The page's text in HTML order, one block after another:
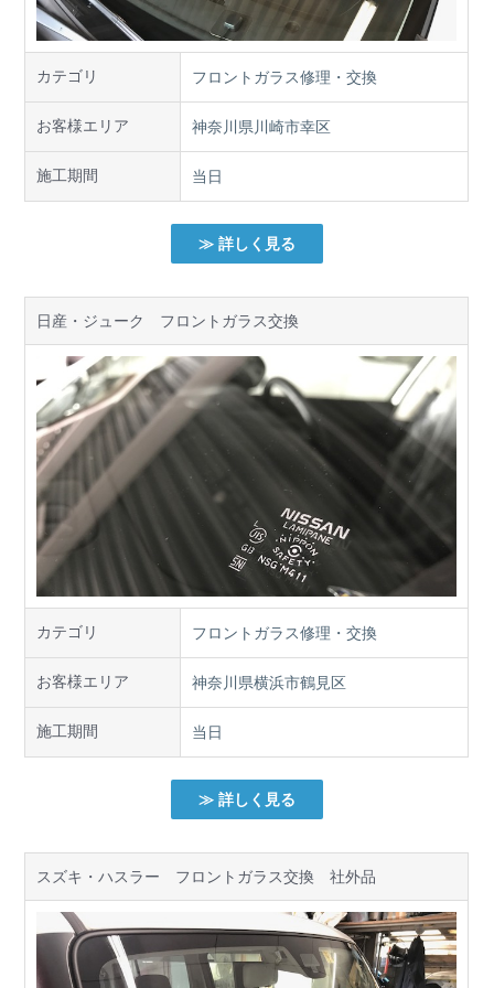
カテゴリ フロントガラス修理・交換
お客様エリア 神奈川県川崎市幸区
施工期間 当日
≫ 詳しく見る
日産・ジューク フロントガラス交換
カテゴリ フロントガラス修理・交換
お客様エリア 神奈川県横浜市鶴見区
施工期間 当日
≫ 詳しく見る
スズキ・ハスラー フロントガラス交換 社外品